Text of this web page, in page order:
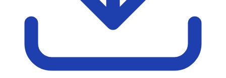
Харківська область
Херсонська область
Хмельницька область